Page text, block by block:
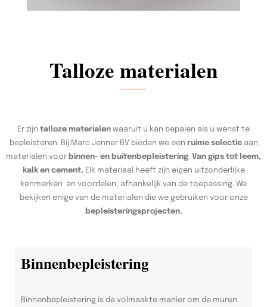
Talloze materialen
Er zijn talloze materialen waaruit u kan bepalen als u wenst te
bepleisteren. Bij Marc Jenner BV bieden we een ruime selectieaan
materialen voor binnen- en buitenbepleistering. Van gips tot leem,
kalk en cement. Elk materiaal heeft zijn eigen uitzonderlijke
kenmerken en voordelen, afhankelijk van de toepassing. We
bekijken enige van de materialen die we gebruiken voor onze
bepleisteringsprojecten.
Binnenbepleistering
Binnenbepleistering is de volmaakte manier om de muren